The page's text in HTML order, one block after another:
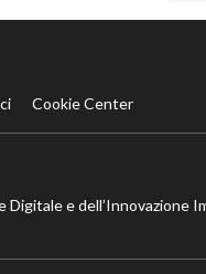
Cookie Center
e dell’Innovazione